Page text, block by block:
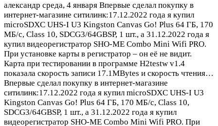
александр среда, 4 января Впервые сделал покупку в
интернет-магазине ситилинк:17.12.2022 года я купил
microSDXC UHS-I U3 Kingston Canvas Go! Plus 64 ГБ, 170
МБ/с, Class 10, SDCG3/64GBSP, 1 шт., а 31.12.2022 года я
купил видеорегистратор SHO-ME Combo Mini Wifi PRO.
При установке карты в регистратор – он её не видит.
Карта при тестировании в программе H2testw v1.4
показала скорость записи 17.1MBytes и скорость чтения…
Впервые сделал покупку в интернет-магазине
ситилинк:17.12.2022 года я купил microSDXC UHS-I U3
Kingston Canvas Go! Plus 64 ГБ, 170 МБ/с, Class 10,
SDCG3/64GBSP, 1 шт., а 31.12.2022 года я купил
видеорегистратор SHO-ME Combo Mini Wifi PRO. При